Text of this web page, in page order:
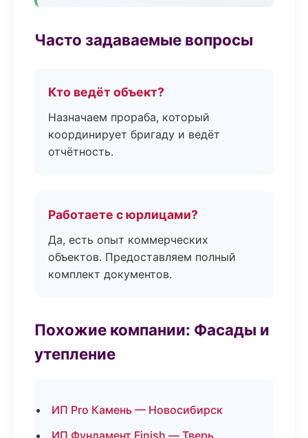
Часто задаваемые вопросы
Кто ведёт объект?
Назначаем прораба, который
координирует бригаду и ведёт
отчётность.
Работаете с юрлицами?
Да, есть опыт коммерческих
объектов. Предоставляем полный
комплект документов.
Похожие компании: Фасады и
утепление
ИП Pro Камень — Новосибирск
ИП Фундамент Finish — Тверь